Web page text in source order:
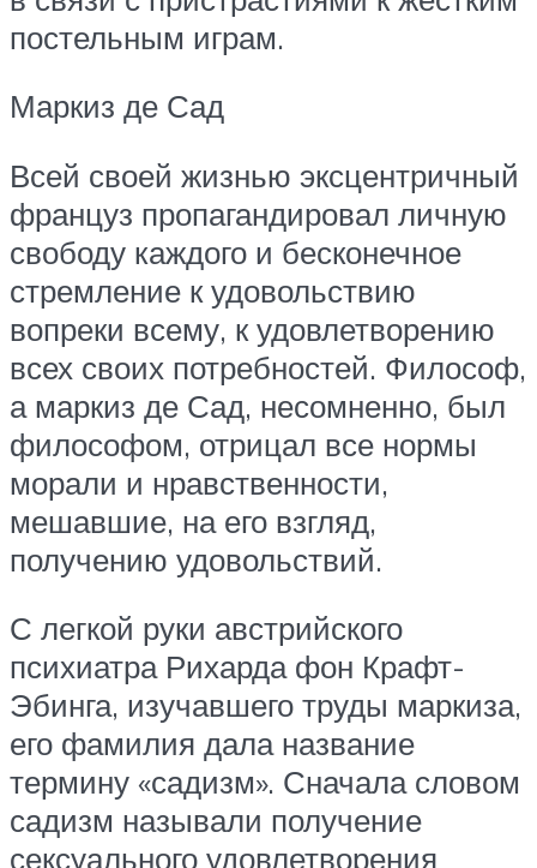
постельным играм.
Маркиз де Сад
Всей своей жизнью эксцентричный
француз пропагандировал личную
свободу каждого и бесконечное
стремление к удовольствию
вопреки всему, к удовлетворению
всех своих потребностей. Философ,
а маркиз де Сад, несомненно, был
философом, отрицал все нормы
морали и нравственности,
мешавшие, на его взгляд,
получению удовольствий.
С легкой руки австрийского
психиатра Рихарда фон Крафт-
Эбинга, изучавшего труды маркиза,
его фамилия дала название
термину «садизм». Сначала словом
садизм называли получение
сексуального удовлетворения